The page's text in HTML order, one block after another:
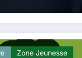
Zone Jeunesse